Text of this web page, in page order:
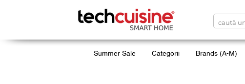
Summer Sale Categorii Brands (A-M)